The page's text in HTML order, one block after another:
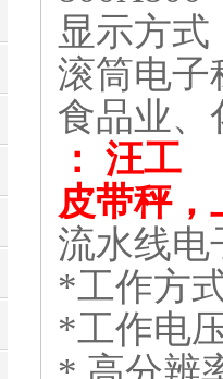
显示方式
滚筒电子
食品业、
： 汪工
皮带秤，
流水线电
*工作方
*工作电